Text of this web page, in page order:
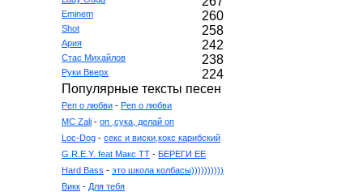
Eminem 260
Shot 258
Ария 242
Стас Михайлов 238
Руки Вверх
224
Популярные тексты песен
Реп о любви - Реп о любви
MC Zali - оп ,сука, делай оп
Loc-Dog - секс и виски,кокс карибский
G.R.E.Y. feat Макс ТТ - БЕРЕГИ ЕЕ
Hard Bass - это школа колбасы))))))))))
Викк - Для тебя